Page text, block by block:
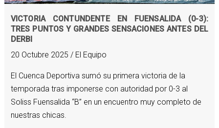
VICTORIA CONTUNDENTE EN FUENSALIDA (0-3):
TRES PUNTOS Y GRANDES SENSACIONES ANTES DEL
DERBI
20 Octubre 2025 / El Equipo
El Cuenca Deportiva sumó su primera victoria de la
temporada tras imponerse con autoridad por 0-3 al
Soliss Fuensalida “B” en un encuentro muy completo de
nuestras chicas.